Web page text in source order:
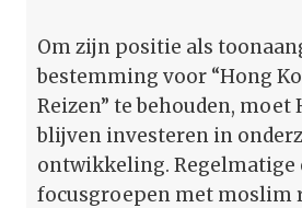
Om zijn positie als
bestemming voor “Hong
Reizen” te behouden, moet
blijven investeren in
ontwikkeling. Regelmatige
focusgroepen met moslim